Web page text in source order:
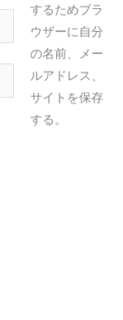
するためブラ
ウザーに自分
の名前、メー
ルアドレス、
サイトを保存
する。